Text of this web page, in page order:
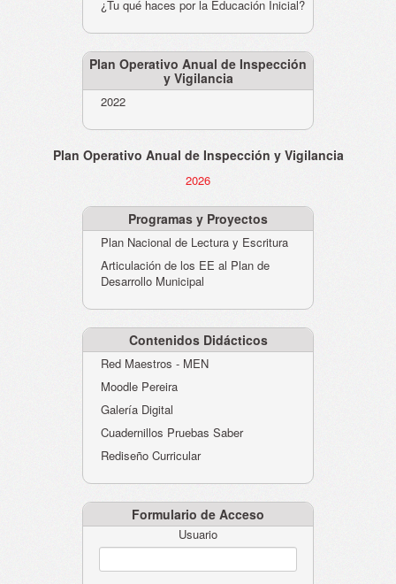
¿Tu qué haces por la Educación Inicial?
Plan Operativo Anual de Inspección
y Vigilancia
2022
Plan Operativo Anual de Inspección y Vigilancia
2026
Programas y Proyectos
Plan Nacional de Lectura y Escritura
Articulación de los EE al Plan de
Desarrollo Municipal
Contenidos Didácticos
Red Maestros - MEN
Moodle Pereira
Galería Digital
Cuadernillos Pruebas Saber
Rediseño Curricular
Formulario de Acceso
Usuario